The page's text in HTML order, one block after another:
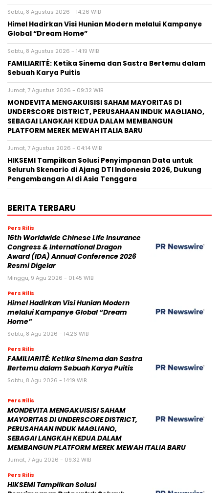
Sabtu, 8 Agustus 2026 - 14:26 WIB
Himel Hadirkan Visi Hunian Modern melalui Kampanye
Global “Dream Home”
Sabtu, 8 Agustus 2026 - 14:19 WIB
FAMILIARITÉ: Ketika Sinema dan Sastra Bertemu dalam
Sebuah Karya Puitis
Jumat, 7 Agustus 2026 - 09:32 WIB
MONDEVITA MENGAKUISISI SAHAM MAYORITAS DI
UNDERSCORE DISTRICT, PERUSAHAAN INDUK MAGLIANO,
SEBAGAI LANGKAH KEDUA DALAM MEMBANGUN
PLATFORM MEREK MEWAH ITALIA BARU
Jumat, 7 Agustus 2026 - 04:14 WIB
HIKSEMI Tampilkan Solusi Penyimpanan Data untuk
Seluruh Skenario di Ajang DTI Indonesia 2026, Dukung
Pengembangan AI di Asia Tenggara
BERITA TERBARU
Pers Rilis
16th Worldwide Chinese Life Insurance
Congress & International Dragon
Award (IDA) Annual Conference 2026
Resmi Digelar
Minggu, 9 Agu 2026 - 01:45 WIB
Pers Rilis
Himel Hadirkan Visi Hunian Modern
melalui Kampanye Global “Dream
Home”
Sabtu, 8 Agu 2026 - 14:26 WIB
Pers Rilis
FAMILIARITÉ: Ketika Sinema dan Sastra
Bertemu dalam Sebuah Karya Puitis
Sabtu, 8 Agu 2026 - 14:19 WIB
Pers Rilis
MONDEVITA MENGAKUISISI SAHAM
MAYORITAS DI UNDERSCORE DISTRICT,
PERUSAHAAN INDUK MAGLIANO,
SEBAGAI LANGKAH KEDUA DALAM
MEMBANGUN PLATFORM MEREK MEWAH ITALIA BARU
Jumat, 7 Agu 2026 - 09:32 WIB
Pers Rilis
HIKSEMI Tampilkan Solusi